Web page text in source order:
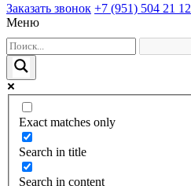
Заказать звонок +7 (951) 504 21 12
Меню
Exact matches only
Search in title
Search in content